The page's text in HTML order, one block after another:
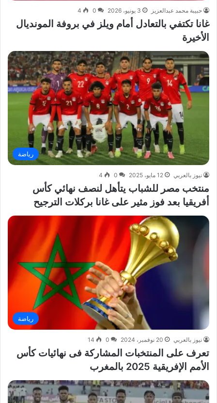
حبيبة محمد عبدالعزيز 3 يونيو، 2026 0
4
غانا تكتفي بالتعادل أمام ويلز في بروفة المونديال
الأخيرة
رياضة
نيوز بالعربي 12 مايو، 2025 0
4
منتخب مصر للشباب يتأهل لنصف نهائي كأس
أفريقيا بعد فوز مثير على غانا بركلات الترجيح
رياضة
نيوز بالعربي 20 نوفمبر، 2024 0
14
تعرف على المنتخبات المشاركة فى نهائيات كأس
الأمم الإفريقية 2025 بالمغرب